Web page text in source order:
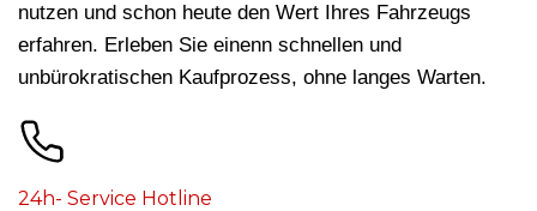
nutzen und schon heute den Wert Ihres Fahrzeugs
erfahren. Erleben Sie einenn schnellen und
unbürokratischen Kaufprozess, ohne langes Warten.
24h- Service Hotline